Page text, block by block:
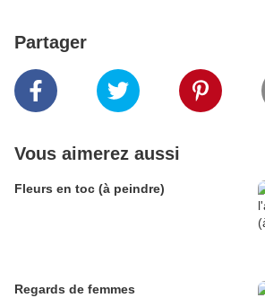
Partager
Vous aimerez aussi
Fleurs en toc (à peindre)
Regards de femmes